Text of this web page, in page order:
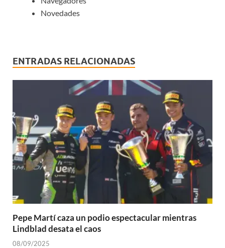
Novedades
ENTRADAS RELACIONADAS
Pepe Martí caza un podio espectacular mientras
Lindblad desata el caos
08/09/2025